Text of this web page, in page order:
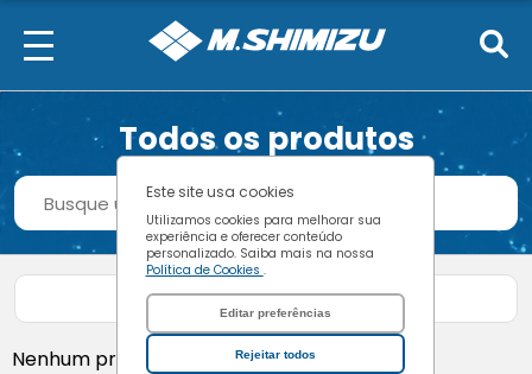
Este site usa cookies
Utilizamos cookies para melhorar sua
experiência e oferecer conteúdo
personalizado. Saiba mais na nossa
Política de Cookies .
Editar preferências
Rejeitar todos
Todos os produtos
Procurar
Filtrar produtos
Nenhum produto encontrado.